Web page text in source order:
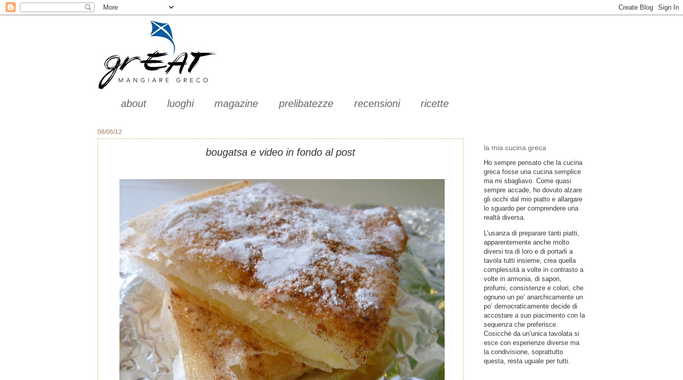
about luoghi magazine prelibatezze recensioni ricette
08/06/12
bougatsa e video in fondo al post la mia cucina greca
Ho sempre pensato che la cucina
greca fosse una cucina semplice
ma mi sbagliavo. Come quasi
sempre accade, ho dovuto alzare
gli occhi dal mio piatto e allargare
lo sguardo per comprendere una
realtà diversa.
L’usanza di preparare tanti piatti,
apparentemente anche molto
diversi tra di loro e di portarli a
tavola tutti insieme, crea quella
complessità a volte in contrasto a
volte in armonia, di sapori,
profumi, consistenze e colori, che
ognuno un po’ anarchicamente un
po’ democraticamente decide di
accostare a suo piacimento con la
sequenza che preferisce.
Cosicché da un’unica tavolata si
esce con esperienze diverse ma
la condivisione, soprattutto
questa, resta uguale per tutti.